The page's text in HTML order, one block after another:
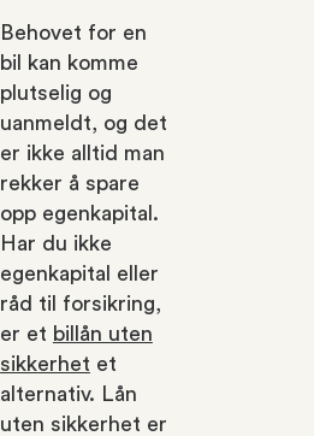
Behovet for en
bil kan komme
plutselig og
uanmeldt, og det
er ikke alltid man
rekker å spare
opp egenkapital.
Har du ikke
egenkapital eller
råd til forsikring,
er et billån uten
sikkerhet et
alternativ. Lån
uten sikkerhet er